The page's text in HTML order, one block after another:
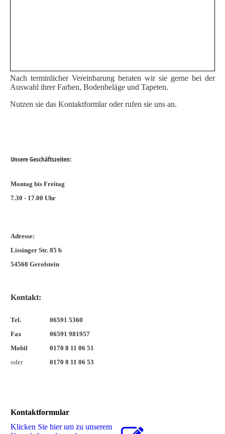
Nach terminlicher Vereinbarung beraten wir sie gerne bei der
Auswahl ihrer Farben, Bodenbeläge und Tapeten.
Nutzen sie das Kontaktformlar oder rufen sie uns an.
Unsere Geschäftszeiten:
Montag bis Freitag
7.30 - 17.00 Uhr
Adresse:
Lissinger Str. 85 b
54568 Gerolstein
Kontakt:
Tel.
06591 5360
Fax
06591 981957
Mobil
0170 8 11 06 51
oder
0170 8 11 06 53
Kontaktformular
Klicken Sie hier um zu unserem